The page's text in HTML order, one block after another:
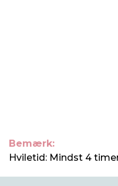
Bemærk:
Hviletid: Mindst 4